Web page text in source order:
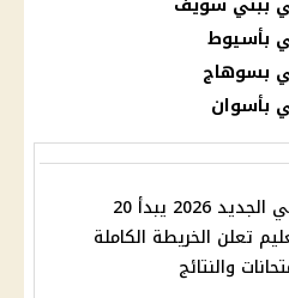
بأسيوط
بسوهاج
بأسوان
العام الدراسي الجديد 2026 يبدأ 20
تعلن الخريطة الكاملة
والنتائج